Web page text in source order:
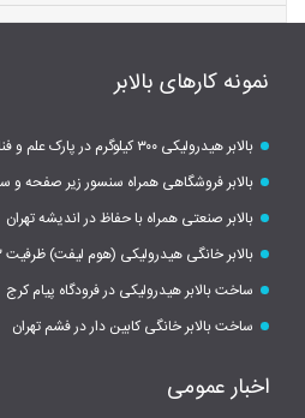
نمونه کارهای بالابر
بالابر هیدرولیکی ۳۰۰ کیلوگرم در پارک علم و فناوری گرمدره کرج
بالابر فروشگاهی همراه سنسور زیر صفحه و سقفی
بالابر صنعتی همراه با حفاظ در اندیشه تهران
بالابر خانگی هیدرولیکی (هوم لیفت) ظرفیت ۳ نفر
ساخت بالابر هیدرولیکی در فرودگاه پیام کرج
ساخت بالابر خانگی کابین دار در فشم تهران
اخبار عمومی